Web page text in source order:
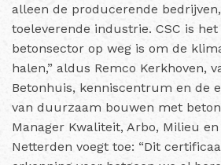
alleen de producerende
toeleverende industrie. CSC is
betonsector op weg is om de
halen,” aldus Remco Kerkhoven,
Betonhuis, kenniscentrum en de
van duurzaam bouwen met
Manager Kwaliteit, Arbo, Milieu
Netterden voegt toe: “Dit